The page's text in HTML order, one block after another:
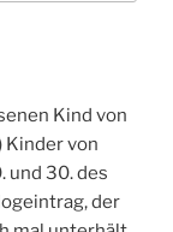
Kind von
Kinder von
und 30. des
der